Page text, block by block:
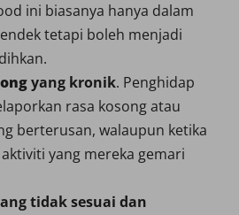
ini biasanya hanya dalam
tetapi boleh menjadi
yang kronik. Penghidap
rasa kosong atau
berterusan, walaupun ketika
yang mereka gemari
tidak sesuai dan